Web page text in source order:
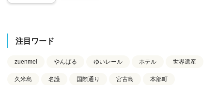
注目ワード
zuenmei やんばる ゆいレール ホテル 世界遺産
久米島 名護 国際通り 宮古島 本部町